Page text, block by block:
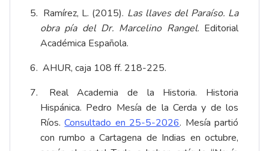
Ramírez, L. (2015). Las llaves del Paraíso. La
obra pía del Dr. Marcelino Rangel. Editorial
Académica Española.
AHUR, caja 108 ff. 218-225.
Real Academia de la Historia. Historia
Hispánica. Pedro Mesía de la Cerda y de los
Ríos.Consultado en 25-5-2026. Mesía partió
con rumbo a Cartagena de Indias en octubre,